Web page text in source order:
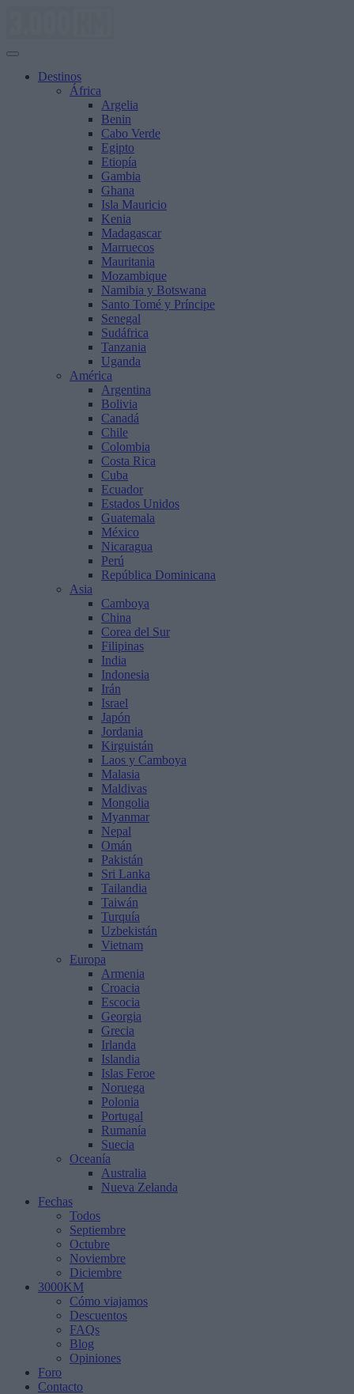
Destinos
África
Argelia
Benin
Cabo Verde
Egipto
Etiopía
Gambia
Ghana
Isla Mauricio
Kenia
Madagascar
Marruecos
Mauritania
Mozambique
Namibia y Botswana
Santo Tomé y Príncipe
Senegal
Sudáfrica
Tanzania
Uganda
América
Argentina
Bolivia
Canadá
Chile
Colombia
Costa Rica
Cuba
Ecuador
Estados Unidos
Guatemala
México
Nicaragua
Perú
República Dominicana
Asia
Camboya
China
Corea del Sur
Filipinas
India
Indonesia
Irán
Israel
Japón
Jordania
Kirguistán
Laos y Camboya
Malasia
Maldivas
Mongolia
Myanmar
Nepal
Omán
Pakistán
Sri Lanka
Tailandia
Taiwán
Turquía
Uzbekistán
Vietnam
Europa
Armenia
Croacia
Escocia
Georgia
Grecia
Irlanda
Islandia
Islas Feroe
Noruega
Polonia
Portugal
Rumanía
Suecia
Oceanía
Australia
Nueva Zelanda
Fechas
Todos
Septiembre
Octubre
Noviembre
Diciembre
3000KM
Cómo viajamos
Descuentos
FAQs
Blog
Opiniones
Foro
Contacto